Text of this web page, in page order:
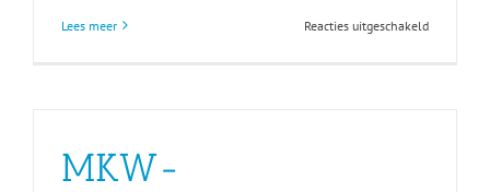
Lees meer Reacties uitgeschakeldvoor
MKW-